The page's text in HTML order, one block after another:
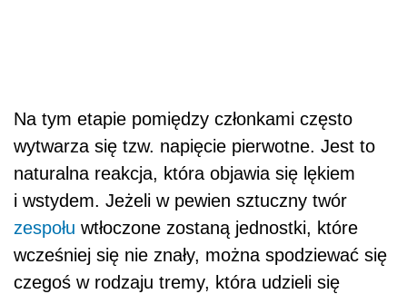
Na tym etapie pomiędzy członkami często
wytwarza się tzw. napięcie pierwotne. Jest to
naturalna reakcja, która objawia się lękiem
i wstydem. Jeżeli w pewien sztuczny twór
zespołu wtłoczone zostaną jednostki, które
wcześniej się nie znały, można spodziewać się
czegoś w rodzaju tremy, która udzieli się